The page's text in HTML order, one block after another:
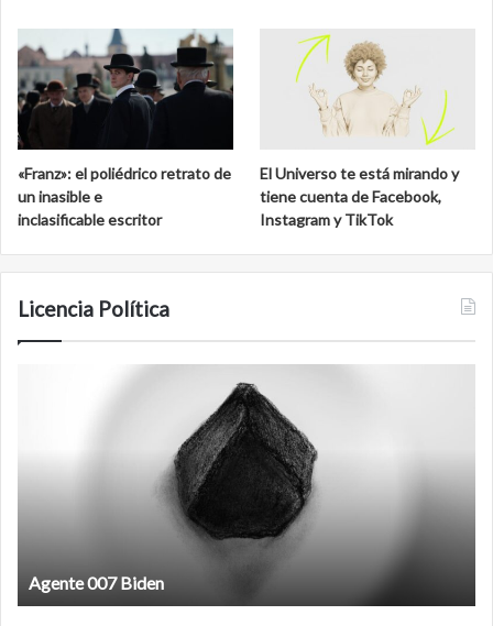
«Franz»: el poliédrico retrato de
un inasible e
inclasificable escritor
El Universo te está mirando y
tiene cuenta de Facebook,
Instagram y TikTok
Licencia Política
Film antineoliberal